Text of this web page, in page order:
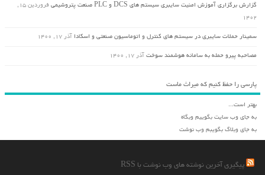
گزارش برگزاری آموزش امنیت سایبری سیستم های DCS و PLC صنعت پتروشیمی
فروردین ۱۵,
۱۴۰۲
سمینار حملات سایبری در سیستم های کنترل و اتوماسیون صنعتی و اسکادا آذر ۱۷, ۱۴۰۰
مصاحبه پیرو حمله به سامانه هوشمند سوخت آذر ۱۷, ۱۴۰۰
پارسی را حفظ کنیم که میراث ماست
بهتر است...
به جای وب سایت بگوییم وبگاه
به جای وبلاگ بگویبم وب نوشت
پیگیری آخرین نوشته های وب نوشت با RSS